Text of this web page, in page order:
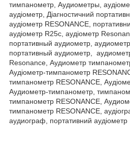
тимпанометр, Аудиометры,
аудіометр, Діагностичний
аудіометр RESONANCE,
аудіометр R25с, аудіометр
портативный аудиометр,
портативный аудиометр,
Resonance, Аудиометр
Аудіометр-тимпанометр
тимпанометр RESONANCE,
Аудиометр-тимпанометр,
тимпанометр RESONANCE,
тимпанометр RESONANCE,
аудиограф, портативний аудіометр